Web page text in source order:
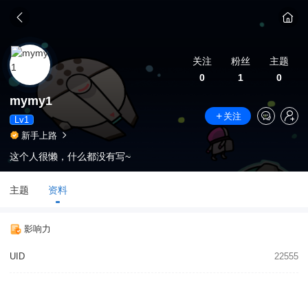
关注
0
粉丝
1
主题
0
mymy1
Lv1
关注
新手上路
这个人很懒，什么都没有写~
主题 资料
影响力
UID 22555